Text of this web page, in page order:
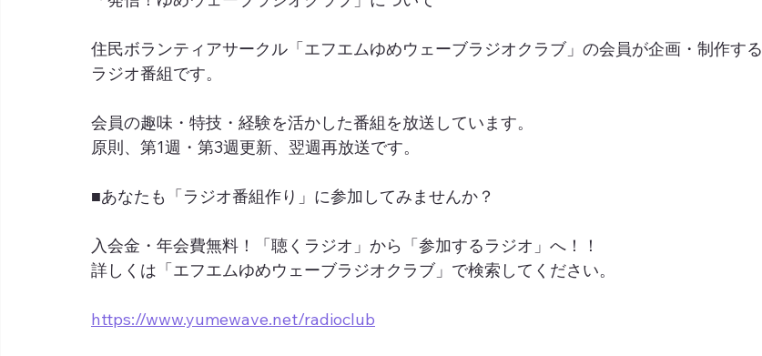
住民ボランティアサークル「エフエムゆめウェーブラジオクラブ」の会員が企画・制作する
ラジオ番組です。
会員の趣味・特技・経験を活かした番組を放送しています。
原則、第1週・第3週更新、翌週再放送です。
■あなたも「ラジオ番組作り」に参加してみませんか？
入会金・年会費無料！「聴くラジオ」から「参加するラジオ」へ！！
詳しくは「エフエムゆめウェーブラジオクラブ」で検索してください。
https://www.yumewave.net/radioclub